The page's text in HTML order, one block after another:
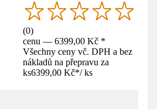
(0)
cenu — 6399,00 Kč *
Všechny ceny vč. DPH a bez
nákladů na přepravu za
ks6399,00 Kč*/ ks